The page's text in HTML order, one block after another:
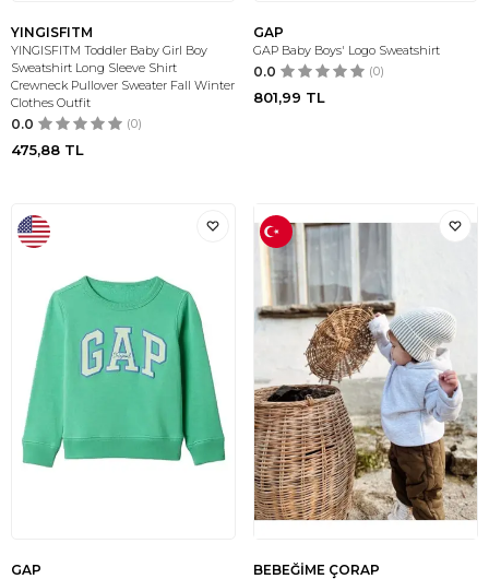
YINGISFITM
YINGISFITM Toddler Baby Girl Boy
Sweatshirt Long Sleeve Shirt
Crewneck Pullover Sweater Fall Winter
Clothes Outfit
0.0 (0)
475,88 TL
GAP
GAP Baby Boys' Logo Sweatshirt
0.0 (0)
801,99 TL
GAP BEBEĞİME ÇORAP